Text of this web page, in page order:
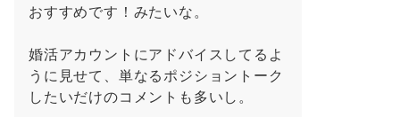
おすすめです！みたいな。
婚活アカウントにアドバイスしてるよ
うに見せて、単なるポジショントーク
したいだけのコメントも多いし。